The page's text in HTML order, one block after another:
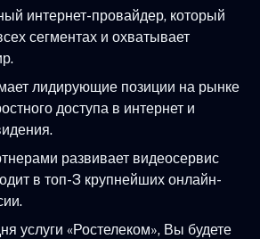
интернет-провайдер, который
сегментах и охватывает
лидирующие позиции на рынке
доступа в интернет и
развивает видеосервис
в топ-3 крупнейших онлайн-
услуги «Ростелеком», Вы будете